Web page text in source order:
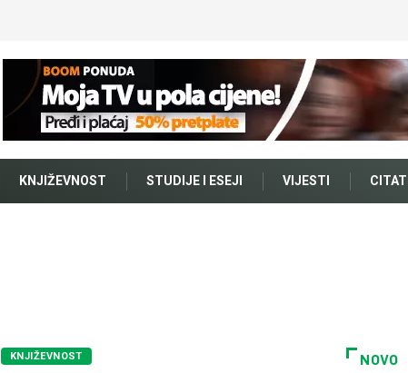
KNJIŽEVNOST STUDIJE I ESEJI VIJESTI CITATI
KNJIŽEVNOST NOVO